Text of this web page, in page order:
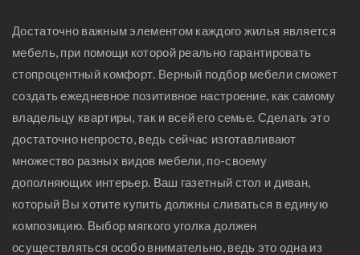
Достаточно важным элементом каждого жилья является
мебель, при помощи которой реально гарантировать
стопроцентный комфорт. Верный подбор мебели сможет
создать ежедневное позитивное настроение, как самому
владельцу квартиры, так и всей его семье. Сделать это
достаточно непросто, ведь сейчас изготавливают
множество разных видов мебели, по-своему
дополняющих интерьер. Ваш газетный стол и диван,
который Вы хотите купить должны сливаться в единую
композицию. Выбор мягкого уголка должен
осуществляться особо внимательно, ведь это одна из